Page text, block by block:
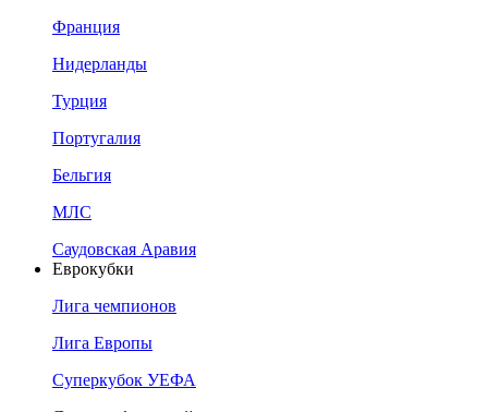
Франция
Нидерланды
Турция
Португалия
Бельгия
МЛС
Саудовская Аравия
Еврокубки
Лига чемпионов
Лига Европы
Суперкубок УЕФА